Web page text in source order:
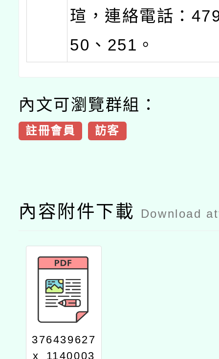
瑄，連絡電話：
50、251。
內文可瀏覽群組：
註冊會員 訪客
內容附件下載 Download
376439627
x_1140003